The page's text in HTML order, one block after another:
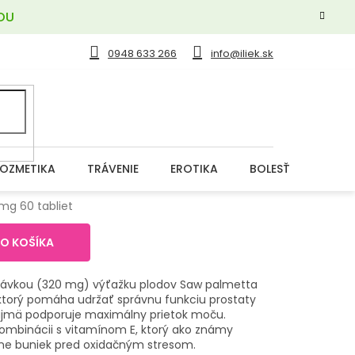
0948 633 266 info@iliek.sk
TRÁVENIE EROTIKA BOLESŤ
60 tabliet
KOŠÍKA
(320 mg) výťažku plodov Saw palmetta
pomáha udržať správnu funkciu prostaty
podporuje maximálny prietok moču.
s vitamínom E, ktorý ako známy
buniek pred oxidačným stresom.